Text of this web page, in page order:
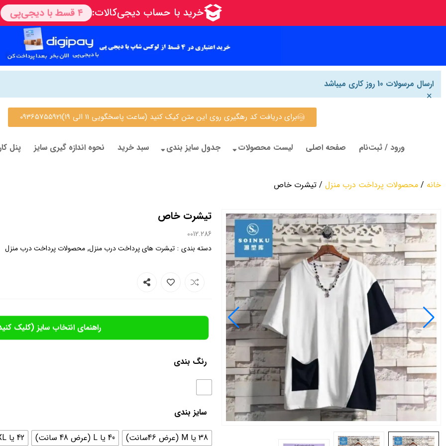
ارسال مرسولات 10 روز کاری میباشد
×
برای دریافت کد رهگیری روی این متن کیک کنید (ساعت پاسخگویی 11 الی 19)09365755921
ورود / ثبت‌نام صفحه اصلی لیست محصولات جدول سایز بندی سبد خرید نحوه اندازه گیری سایز پنل
خانه / محصولات پرداخت درب منزل / تیشرت خاص
تیشرت خاص
0012.286
دسته بندی : تیشرت های پرداخت درب منزل, محصولات پرداخت درب منزل
راهنمای انتخاب سایز (کلیک
رنگ بندی
سایز بندی
38 یا M (عرض 46سانت) 40 یا L (عرض 48 سانت) 42 یا XL (عرض 51 سانت)